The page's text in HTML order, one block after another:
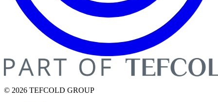
© 2026 TEFCOLD GROUP